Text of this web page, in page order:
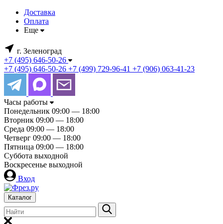
Доставка
Оплата
Еще
г. Зеленоград
+7 (495) 646-50-26
+7 (495) 646-50-26 +7 (499) 729-96-41 +7 (906) 063-41-23
Часы работы
Понедельник 09:00 — 18:00
Вторник 09:00 — 18:00
Среда 09:00 — 18:00
Четверг 09:00 — 18:00
Пятница 09:00 — 18:00
Суббота выходной
Воскресенье выходной
Вход
Каталог